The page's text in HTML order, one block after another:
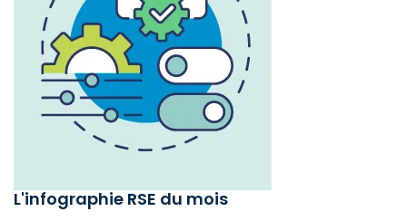
L'infographie RSE du mois